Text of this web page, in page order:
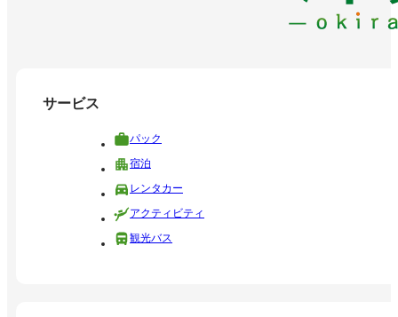
サービス
パック
宿泊
レンタカー
アクティビティ
観光バス